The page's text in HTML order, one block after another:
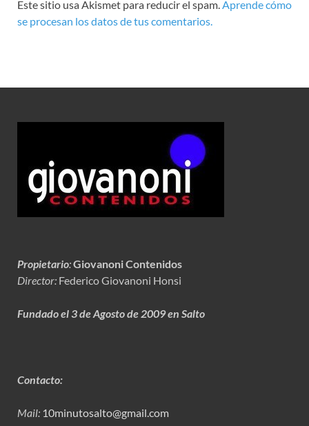
Este sitio usa Akismet para reducir el spam.Aprende cómo
se procesan los datos de tus comentarios.
Propietario:Giovanoni Contenidos
Director: Federico Giovanoni Honsi
Fundado el 3 de Agosto de 2009 en Salto
Contacto:
Mail: 10minutosalto@gmail.com